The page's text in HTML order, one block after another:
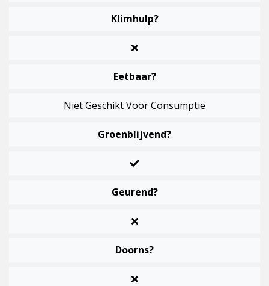
Klimhulp?
Eetbaar?
Niet Geschikt Voor Consumptie
Groenblijvend?
Geurend?
Doorns?